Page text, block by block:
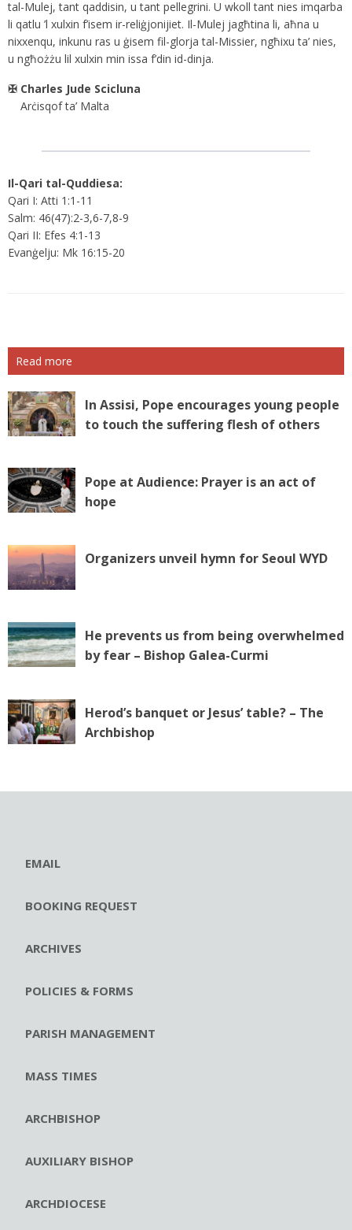
tal-Mulej, tant qaddisin, u tant pellegrini. U wkoll tant nies imqarba
li qatlu ’l xulxin f’isem ir-reliġjonijiet. Il-Mulej jagħtina li, aħna u
nixxenqu, inkunu ras u ġisem fil-glorja tal-Missier, ngħixu ta’ nies,
u ngħożżu lil xulxin min issa f’din id-dinja.
✠ Charles Jude Scicluna
Arċisqof ta’ Malta
Il-Qari tal-Quddiesa:
Qari I: Atti 1:1-11
Salm: 46(47):2-3,6-7,8-9
Qari II: Efes 4:1-13
Evanġelju: Mk 16:15-20
Read more
In Assisi, Pope encourages young people
to touch the suffering flesh of others
Pope at Audience: Prayer is an act of
hope
Organizers unveil hymn for Seoul WYD
He prevents us from being overwhelmed
by fear – Bishop Galea-Curmi
Herod’s banquet or Jesus’ table? – The
Archbishop
EMAIL
BOOKING REQUEST
ARCHIVES
POLICIES & FORMS
PARISH MANAGEMENT
MASS TIMES
ARCHBISHOP
AUXILIARY BISHOP
ARCHDIOCESE